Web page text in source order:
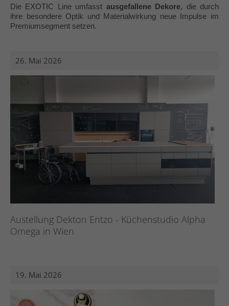
Die EXOTIC Line umfasst ausgefallene Dekore, die durch
ihre besondere Optik und Materialwirkung neue Impulse im
Premiumsegment setzen.
26. Mai 2026
Austellung Dekton Entzo - Küchenstudio Alpha
Omega in Wien
19. Mai 2026